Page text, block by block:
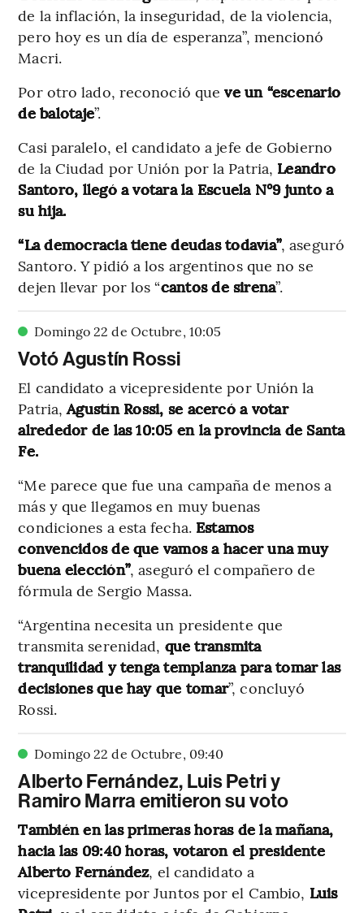
de la inflación, la inseguridad, de la violencia,
pero hoy es un día de esperanza”, mencionó
Macri.
Por otro lado, reconoció queve un “escenario
de balotaje”.
Casi paralelo, el candidato a jefe de Gobierno
de la Ciudad por Unión por la Patria, Leandro
Santoro, llegó a votara la Escuela N°9 junto a
su hija.
“La democracia tiene deudas todavía”, aseguró
Santoro. Y pidió a los argentinos que no se
dejen llevar por los “cantos de sirena”.
Domingo 22 de Octubre, 10:05
Votó Agustín Rossi
El candidato a vicepresidente por Unión la
Patria,Agustín Rossi, se acercó a votar
alrededor de las 10:05 en la provincia de Santa
Fe.
“Me parece que fue una campaña de menos a
más y que llegamos en muy buenas
condiciones a esta fecha. Estamos
convencidos de que vamos a hacer una muy
buena elección”, aseguró el compañero de
fórmula de Sergio Massa.
“Argentina necesita un presidente que
transmita serenidad, que transmita
tranquilidad y tenga templanza para tomar las
decisiones que hay que tomar”, concluyó
Rossi.
Domingo 22 de Octubre, 09:40
Alberto Fernández, Luis Petri y
Ramiro Marra emitieron su voto
También en las primeras horas de la mañana,
hacia las 09:40 horas, votaron el presidente
Alberto Fernández, el candidato a
vicepresidente por Juntos por el Cambio, Luis